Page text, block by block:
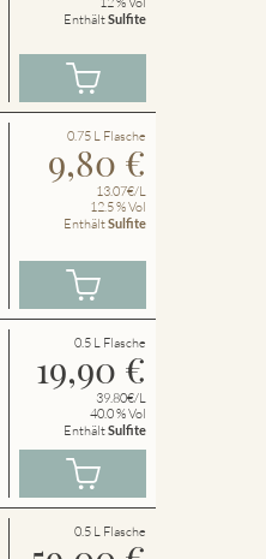
EnthältSulfite
0.75 L Flasche
9,80 €
13.07€/L
12.5 % Vol
EnthältSulfite
0.5 L Flasche
19,90 €
39.80€/L
40.0 % Vol
EnthältSulfite
0.5 L Flasche